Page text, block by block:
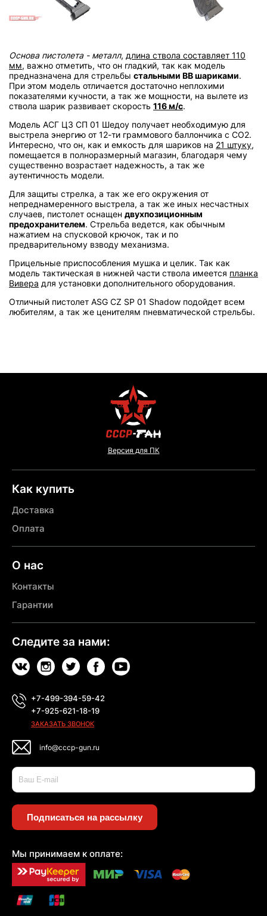
Основа пистолета - металл, длина ствола составляет 110
мм, важно отметить, что он гладкий, так как модель
предназначена для стрельбы стальными BB шариками.
При этом модель отличается достаточно неплохими
показателями кучности, а так же мощности, на вылете из
ствола шарик развивает скорость 116 м/с.
Модель АСГ ЦЗ СП 01 Шедоу получает необходимую для
выстрела энергию от 12-ти граммового баллончика с CO2.
Интересно, что он, как и емкость для шариков на 21 штуку,
помещается в полноразмерный магазин, благодаря чему
существенно возрастает надежность, а так же
аутентичность модели.
Для защиты стрелка, а так же его окружения от
непреднамеренного выстрела, а так же иных несчастных
случаев, пистолет оснащен двухпозиционным
предохранителем. Стрельба ведется, как обычным
нажатием на спусковой крючок, так и по
предварительному взводу механизма.
Прицельные приспособления мушка и целик. Так как
модель тактическая в нижней части ствола имеется планка
Вивера для установки дополнительного оборудования.
Отличный пистолет ASG CZ SP 01 Shadow подойдет всем
любителям, а так же ценителям пневматической стрельбы.
Версия для ПК
Как купить
Доставка
Оплата
О нас
Контакты
Гарантии
Следите за нами:
+7-499-394-59-42
+7-925-621-18-19
ЗАКАЗАТЬ ЗВОНОК
info@cccp-gun.ru
Подписаться на рассылку
Мы принимаем к оплате: